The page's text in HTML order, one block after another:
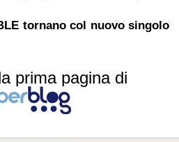
tornano col nuovo singolo
prima pagina di